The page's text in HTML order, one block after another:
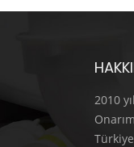
2010